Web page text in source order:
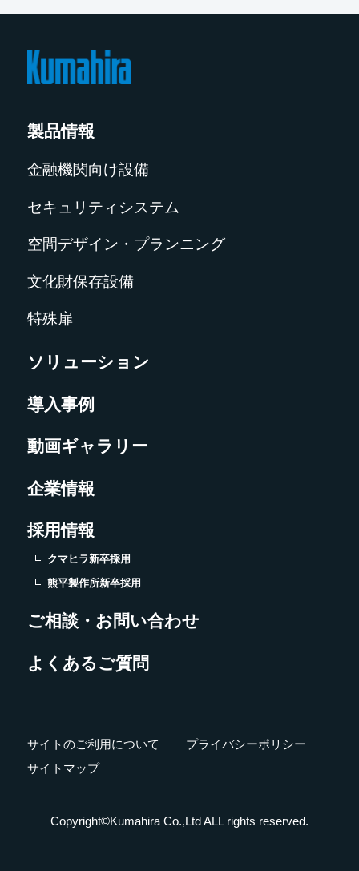
製品情報
金融機関向け設備
セキュリティシステム
空間デザイン・プランニング
文化財保存設備
特殊扉
ソリューション
導入事例
動画ギャラリー
企業情報
採用情報
クマヒラ新卒採用
熊平製作所新卒採用
ご相談・お問い合わせ
よくあるご質問
サイトのご利用について
プライバシーポリシー
サイトマップ
Copyright©Kumahira Co.,Ltd ALL rights reserved.